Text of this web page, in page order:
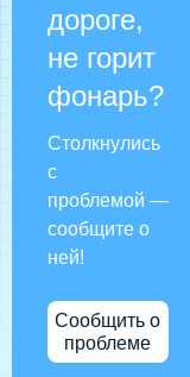
дороге,
не горит
фонарь?
Столкнулись
с
проблемой —
сообщите о
ней!
Сообщить о
проблеме